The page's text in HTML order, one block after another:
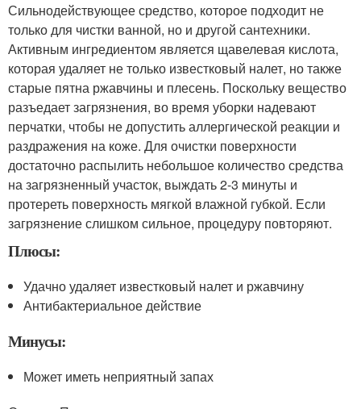
Сильнодействующее средство, которое подходит не
только для чистки ванной, но и другой сантехники.
Активным ингредиентом является щавелевая кислота,
которая удаляет не только известковый налет, но также
старые пятна ржавчины и плесень. Поскольку вещество
разъедает загрязнения, во время уборки надевают
перчатки, чтобы не допустить аллергической реакции и
раздражения на коже. Для очистки поверхности
достаточно распылить небольшое количество средства
на загрязненный участок, выждать 2-3 минуты и
протереть поверхность мягкой влажной губкой. Если
загрязнение слишком сильное, процедуру повторяют.
Плюсы:
Удачно удаляет известковый налет и ржавчину
Антибактериальное действие
Минусы:
Может иметь неприятный запах